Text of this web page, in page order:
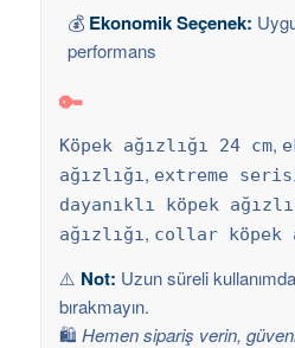
💰 Ekonomik Seçenek:
performans
🔑
Köpek ağızlığı 24 cm,
ağızlığı, extreme
dayanıklı köpek
ağızlığı, collar köpek
⚠️ Not: Uzun süreli
bırakmayın.
🛍️ Hemen sipariş verin,